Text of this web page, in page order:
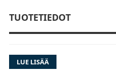
TUOTETIEDOT
LUE LISÄÄ